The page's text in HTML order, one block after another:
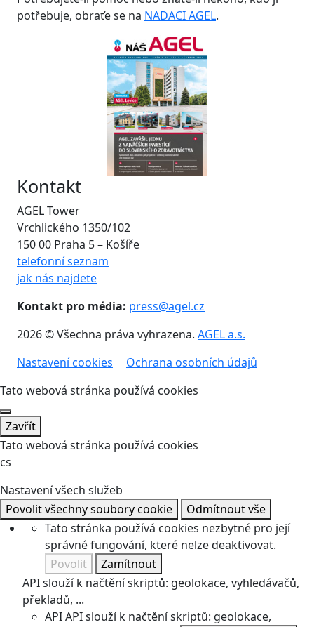
potřebuje, obraťe se na NADACI AGEL.
Kontakt
AGEL Tower
Vrchlického 1350/102
150 00 Praha 5 – Košíře
telefonní seznam
jak nás najdete
Kontakt pro média: press@agel.cz
2026 © Všechna práva vyhrazena. AGEL a.s.
Nastavení cookies
Ochrana osobních údajů
Tato webová stránka používá cookies
Zavřít
Tato webová stránka používá cookies
cs
Nastavení všech služeb
Povolit všechny soubory cookie
Odmítnout vše
Tato stránka používá cookies nezbytné pro její
správné fungování, které nelze deaktivovat.
Povolit
Zamítnout
API slouží k načtění skriptů: geolokace, vyhledávačů,
překladů, ...
APIAPI slouží k načtění skriptů: geolokace,